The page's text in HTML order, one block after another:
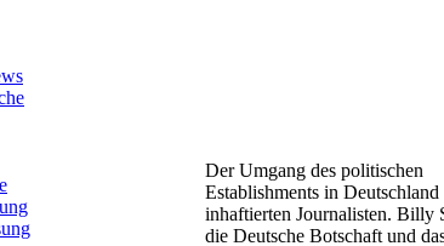
Der Umgang des politischen
Establishments in
inhaftierten Journalisten. Billy
die Deutsche Botschaft und